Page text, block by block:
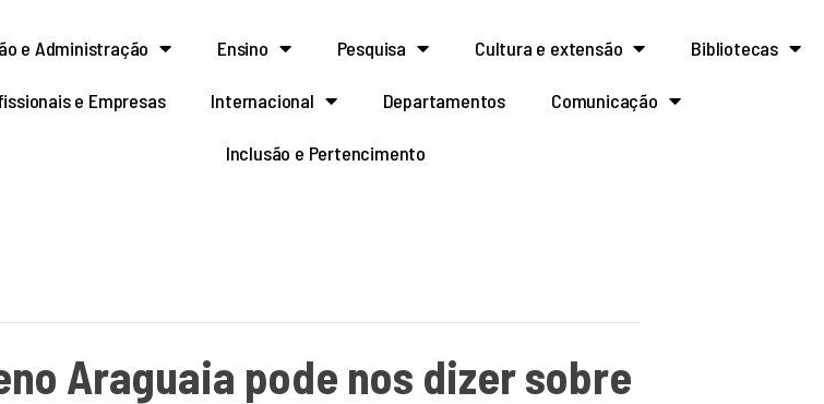
e Administração Ensino Pesquisa Cultura e extensão Bibliotecas
e Empresas Internacional Departamentos Comunicação
Inclusão e Pertencimento
Araguaia pode nos dizer sobre